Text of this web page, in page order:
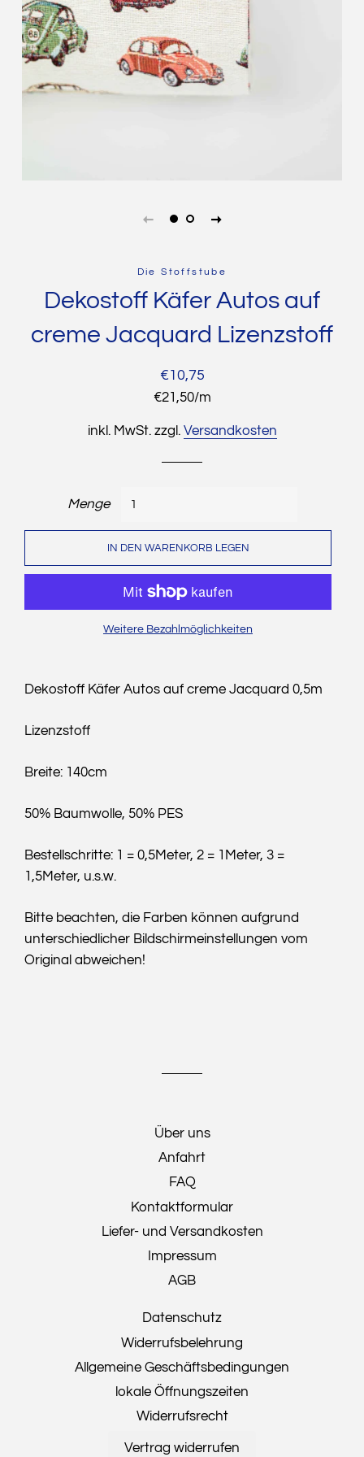
Die Stoffstube
Dekostoff Käfer Autos auf
creme Jacquard Lizenzstoff
Normaler
Preis
Sonderpreis
€10,75
Stückpreis
€21,50/pro
m
inkl. MwSt. zzgl. Versandkosten
Menge
IN DEN WARENKORB LEGEN
Weitere Bezahlmöglichkeiten
Dekostoff Käfer Autos auf creme Jacquard 0,5m
Lizenzstoff
Breite: 140cm
50% Baumwolle, 50% PES
Bestellschritte: 1 = 0,5Meter, 2 = 1Meter, 3 =
1,5Meter, u.s.w.
Bitte beachten, die Farben können aufgrund
unterschiedlicher Bildschirmeinstellungen vom
Original abweichen!
Über uns
Anfahrt
FAQ
Kontaktformular
Liefer- und Versandkosten
Impressum
AGB
Datenschutz
Widerrufsbelehrung
Allgemeine Geschäftsbedingungen
lokale Öffnungszeiten
Widerrufsrecht
Vertrag widerrufen